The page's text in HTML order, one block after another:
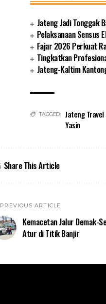
Jateng Jadi Tonggak
Pelaksanaan Sensus
Fajar 2026 Perkuat
Tingkatkan
Jateng-Kaltim
TAGGED: Jateng Travel
Yasin
Share This Article
PREVIOUS ARTICLE
Kemacetan Jalur Demak-
Atur di Titik Banjir